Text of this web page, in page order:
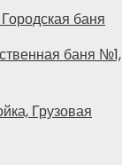
баня
баня №1,
Грузовая